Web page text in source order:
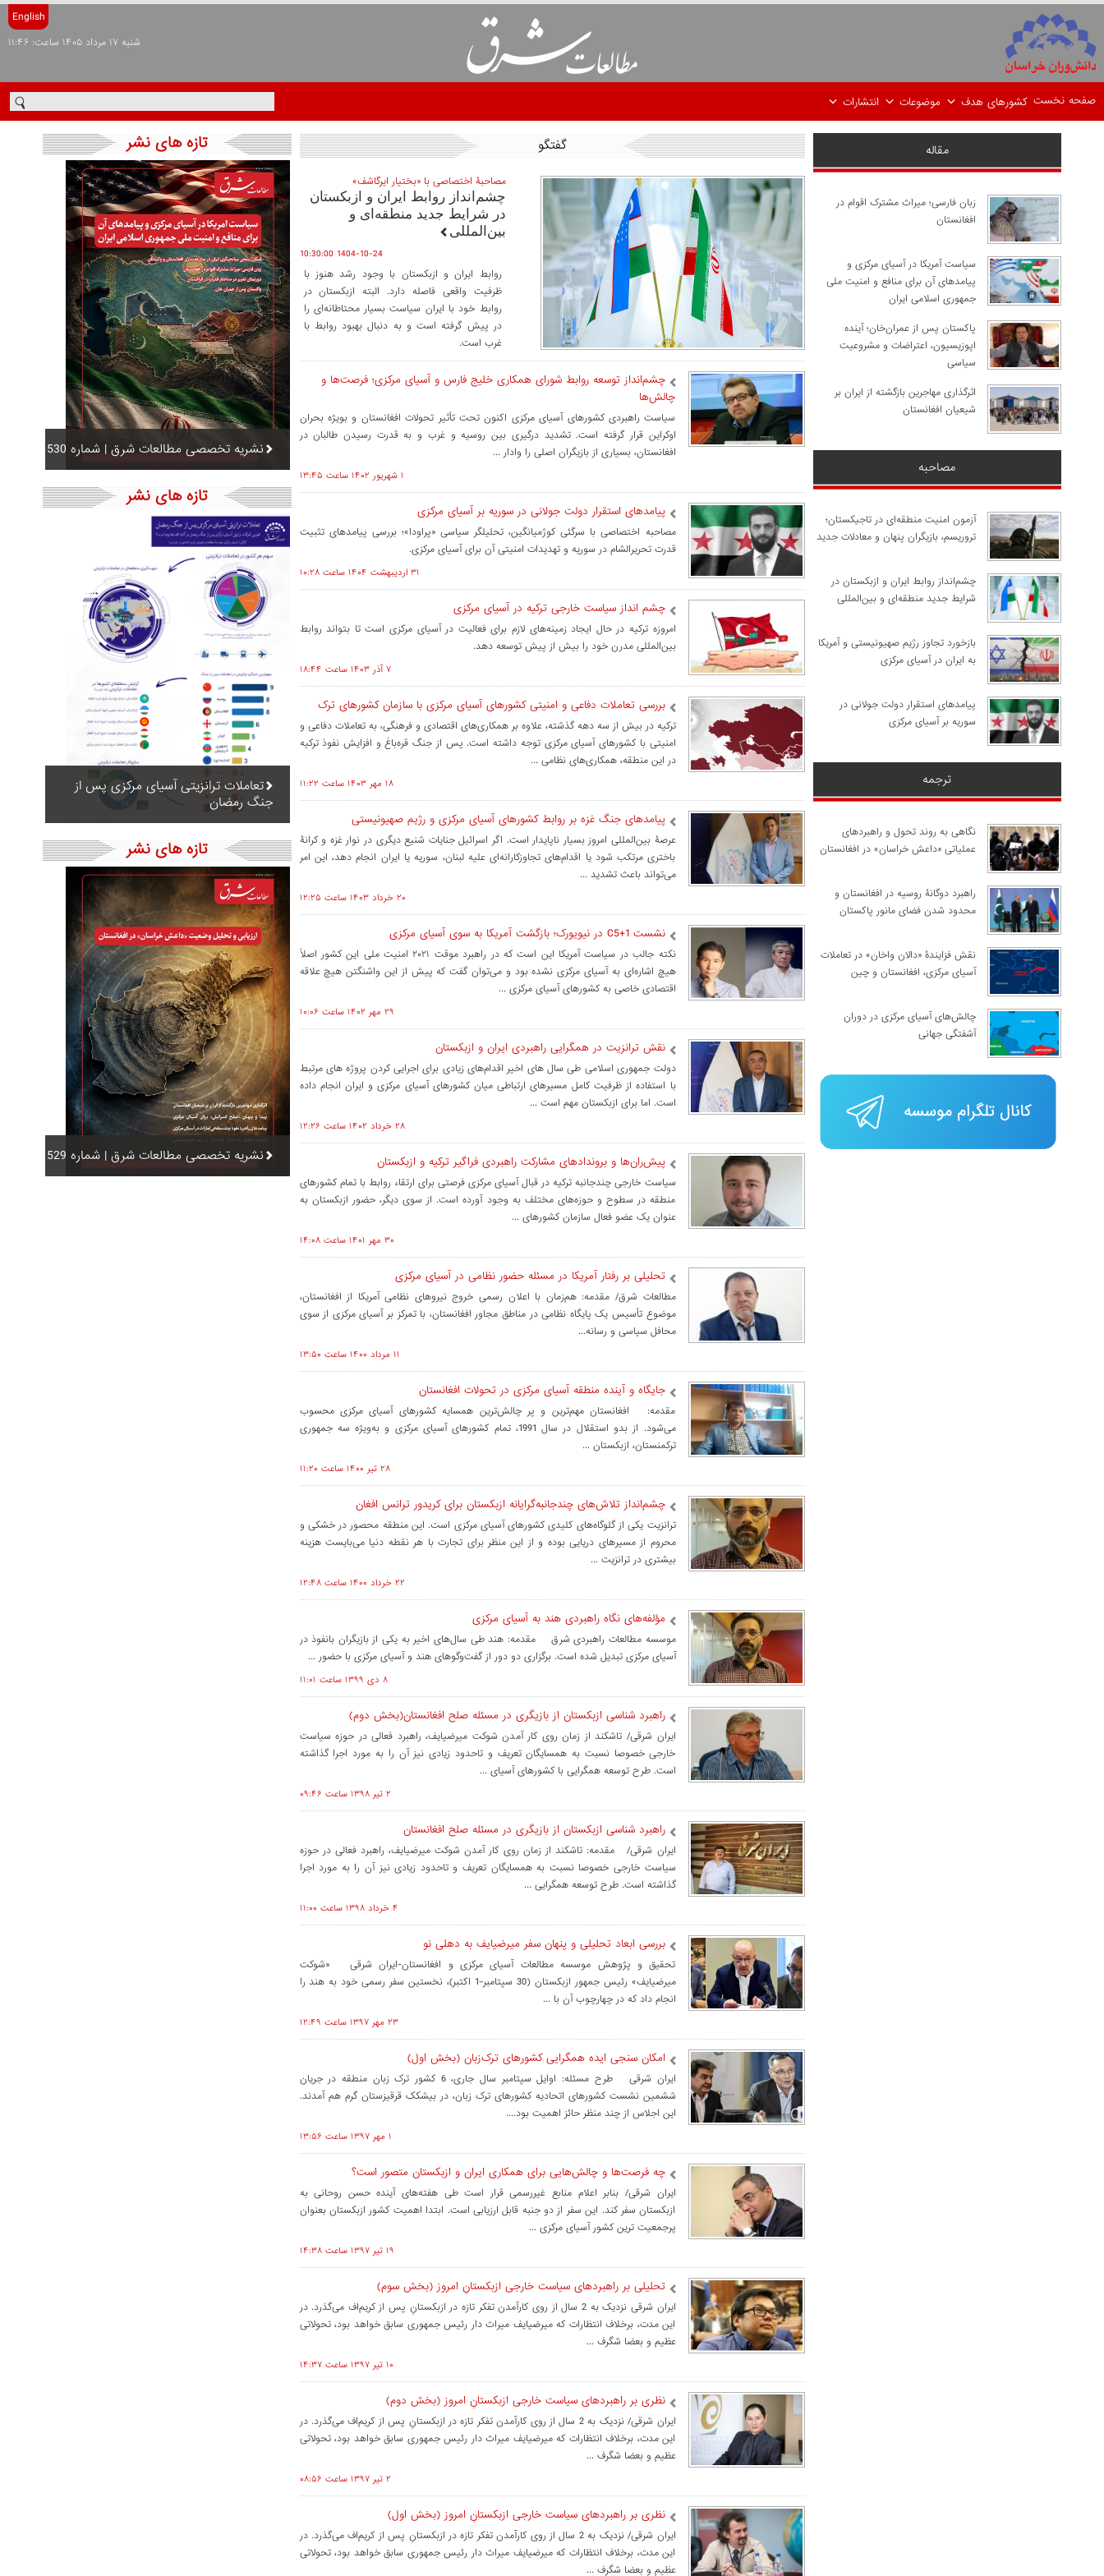
English
شنبه ۱۷ مرداد ۱۴۰۵ ساعت: ۱۱:۴۶
صفحه نخست کشورهای هدف موضوعات انتشارات
مقاله
زبان فارسی؛ میراث مشترک اقوام در
افغانستان
سیاست آمریکا در آسیای مرکزی و
پیامدهای آن برای منافع و امنیت ملی
جمهوری اسلامی ایران
پاکستان پس از عمران‌خان؛ آینده
اپوزیسیون، اعتراضات و مشروعیت
سیاسی
اثرگذاری مهاجرین بازگشته از ایران بر
شیعیان افغانستان
مصاحبه
آزمون امنیت منطقه‌ای در تاجیکستان؛
تروریسم، بازیگران پنهان و معادلات جدید
چشم‌انداز روابط ایران و ازبکستان در
شرایط جدید منطقه‌ای و بین‌المللی
​بازخورد تجاوز رژیم صهیونیستی و آمریکا
به ایران در آسیای مرکزی
پیامدهای استقرار دولت جولانی در
سوریه بر آسیای مرکزی
ترجمه
نگاهی به روند تحول و راهبردهای
عملیاتی «داعش خراسان» در افغانستان
راهبرد دوگانۀ روسیه در افغانستان و
محدود شدن فضای مانور پاکستان
نقش فزایندۀ «دالان واخان» در تعاملات
آسیای مرکزی، افغانستان و چین
چالش‌های آسیای مرکزی در دوران
آشفتگی جهانی
گفتگو
مصاحبۀ اختصاصی با «بختیار ایرگاشف»
چشم‌انداز روابط ایران و ازبکستان
در شرایط جدید منطقه‌ای و
بین‌المللی
1404-10-24 10:30:00
روابط ایران و ازبکستان با وجود رشد هنوز با
ظرفیت واقعی فاصله دارد. البته ازبکستان در
روابط خود با ایران سیاست بسیار محتاطانه‌ای را
در پیش گرفته است و به دنبال بهبود روابط با
غرب است.
چشم‌انداز توسعه روابط شورای همکاری خلیج فارس و آسیای مرکزی؛ فرصت‌ها و
چالش‌ها
سیاست راهبردی کشورهای آسیای مرکزی اکنون تحت تأثیر تحولات افغانستان و بویژه بحران
اوکراین قرار گرفته است. تشدید درگیری بین روسیه و غرب و به قدرت رسیدن طالبان در
افغانستان، بسیاری از بازیگران اصلی را وادار ...
۱ شهريور ۱۴۰۲ ساعت ۱۳:۴۵
پیامدهای استقرار دولت جولانی در سوریه بر آسیای مرکزی
مصاحبه اختصاصی با سرگئی کوژمیانگین، تحلیلگر سیاسی «پراودا»؛ بررسی پیامدهای تثبیت
قدرت تحریرالشام در سوریه و تهدیدات امنیتی آن برای آسیای مرکزی.
۳۱ ارديبهشت ۱۴۰۴ ساعت ۱۰:۲۸
چشم‌ انداز سیاست خارجی ترکیه در آسیای مرکزی
امروزه ترکیه در حال ایجاد زمینه‌های لازم برای فعالیت در آسیای مرکزی است تا بتواند روابط
بین‌المللی مدرن خود را بیش از پیش توسعه دهد.
۷ آذر ۱۴۰۳ ساعت ۱۸:۴۴
بررسی تعاملات دفاعی و امنیتی کشورهای آسیای مرکزی با سازمان کشورهای ترک
ترکیه در بیش از سه دهه گذشته، علاوه بر همکاری‌های اقتصادی و فرهنگی، به تعاملات دفاعی و
امنیتی با کشورهای آسیای مرکزی توجه داشته است. پس از جنگ قره‌باغ و افزایش نفوذ ترکیه
در این منطقه، همکاری‌های نظامی ...
۱۸ مهر ۱۴۰۳ ساعت ۱۱:۲۲
پیامدهای جنگ غزه بر روابط کشورهای آسیای مرکزی و رژیم صهیونیستی
عرصۀ بین‌المللی امروز بسیار ناپایدار است. اگر اسرائیل جنایات شنیع دیگری در نوار غزه و کرانۀ
باختری مرتکب شود یا اقدام‌های تجاوزکارانه‌ای علیه لبنان، سوریه یا ایران انجام دهد، این امر
می‌تواند باعث تشدید ...
۲۰ خرداد ۱۴۰۳ ساعت ۱۲:۲۵
نشست C5+1 در نیویورک؛ بازگشت آمریکا به سوی آسیای مرکزی
نکته جالب در سیاست آمریکا این است که در راهبرد موقت ۲۰۲۱ امنیت ملی این کشور اصلاً
هیچ اشاره‌ای به آسیای مرکزی نشده بود و می‌توان گفت که پیش از این واشنگتن هیچ علاقه
اقتصادی خاصی به کشورهای آسیای مرکزی ...
۲۹ مهر ۱۴۰۲ ساعت ۱۰:۰۶
نقش ترانزیت در همگرایی راهبردی ایران و ازبکستان
دولت جمهوری اسلامی طی سال های اخیر اقدام‌های زیادی برای اجرایی کردن پروژه های مرتبط
با استفاده از ظرفیت کامل مسیرهای ارتباطی میان کشورهای آسیای مرکزی و ایران انجام داده
است. اما برای ازبکستان مهم است ...
۲۸ خرداد ۱۴۰۲ ساعت ۱۲:۲۶
پیش‌ران‌ها و بروندادهای مشارکت راهبردی فراگیر ترکیه و ازبکستان
سیاست خارجی چندجانبه ترکیه در قبال آسیای مرکزی فرصتی برای ارتقاء روابط با تمام کشورهای
منطقه در سطوح و حوزه‌های مختلف به وجود آورده است. از سوی دیگر، حضور ازبکستان به
عنوان یک عضو فعال سازمان کشورهای ...
۳۰ مهر ۱۴۰۱ ساعت ۱۴:۰۸
تحلیلی بر رفتار آمریکا در مسئله حضور نظامی در آسیای مرکزی
مطالعات شرق/ مقدمه: هم‌زمان با اعلان رسمی خروج نیروهای نظامی آمریکا از افغانستان،
موضوع تأسیس یک پایگاه نظامی در مناطق مجاور افغانستان، با تمرکز بر آسیای مرکزی از سوی
محافل سیاسی و رسانه‌...
۱۱ مرداد ۱۴۰۰ ساعت ۱۳:۵۰
جایگاه و آینده منطقه آسیای مرکزی در تحولات افغانستان
مقدمه: افغانستان مهم‌ترین و پر چالش‌ترین همسایه کشورهای آسیای مرکزی محسوب
می‌شود. از بدو استقلال در سال 1991، تمام کشورهای آسیای مرکزی و به‌ویژه سه جمهوری
ترکمنستان، ازبکستان ...
۲۸ تير ۱۴۰۰ ساعت ۱۱:۲۰
چشم‌انداز تلاش‌های چندجانبه‌گرایانه ازبکستان برای کریدور ترانس‌ افغان
ترانزیت یکی از گلوگاه‌های کلیدی کشورهای آسیای مرکزی است. این منطقه محصور در خشکی و
محروم از مسیرهای دریایی بوده و از این منظر برای تجارت با هر نقطه دنیا می‌بایست هزینه
بیشتری در ترانزیت ...
۲۲ خرداد ۱۴۰۰ ساعت ۱۲:۴۸
مؤلفه‌های نگاه راهبردی هند به آسیای مرکزی
موسسه مطالعات راهبردی شرق مقدمه: هند طی سال‌های اخیر به یکی از بازیگران بانفوذ در
آسیای مرکزی تبدیل شده است. برگزاری دو دور از گفت‌و‌گوهای هند و آسیای مرکزی با حضور ...
۸ دی ۱۳۹۹ ساعت ۱۱:۰۱
راهبرد شناسی ازبکستان از بازیگری در مسئله صلح افغانستان(بخش دوم)
ایران شرقی/ تاشکند از زمان روی کار آمدن شوکت میرضیایف، راهبرد فعالی در حوزه سیاست
خارجی خصوصا نسبت به همسایگان تعریف و تاحدود زیادی نیز آن را به مورد اجرا گذاشته
است. طرح توسعه همگرایی با کشورهای آسیای ...
۲ تير ۱۳۹۸ ساعت ۰۹:۴۶
راهبرد شناسی ازبکستان از بازیگری در مسئله صلح افغانستان
ایران شرقی/ مقدمه: تاشکند از زمان روی کار آمدن شوکت میرضیایف، راهبرد فعالی در حوزه
سیاست خارجی خصوصا نسبت به همسایگان تعریف و تاحدود زیادی نیز آن را به مورد اجرا
گذاشته است. طرح توسعه همگرایی ...
۴ خرداد ۱۳۹۸ ساعت ۱۱:۰۰
بررسی ابعاد تحلیلی و پنهان سفر میرضیایف به دهلی نو
تحقیق و پژوهش موسسه مطالعات آسیای مرکزی و افغانستان-ایران شرقی «شوکت
میرضیایف» رئیس جمهور ازبکستان (30 سپتامبر-1 اکتبر)، نخستین سفر رسمی خود به هند را
انجام داد که در چهارچوب آن با ...
۲۳ مهر ۱۳۹۷ ساعت ۱۲:۴۹
امکان سنجی ایده همگرایی کشورهای ترک‌زبان (بخش اول)
ایران شرقی طرح مسئله: اوایل سپتامبر سال جاری، 6 کشور ترک زبان منطقه در جریان
ششمین نشست کشورهای اتحادیه کشورهای ترک زبان، در بیشکک قرقیزستان گرم هم آمدند.
این اجلاس از چند منظر حائز اهمیت بود....
۱ مهر ۱۳۹۷ ساعت ۱۳:۵۶
چه فرصت‌ها و چالش‌هایی برای همکاری ایران و ازبکستان متصور است؟
ایران شرقی/ بنابر اعلام منابع غیررسمی قرار است طی هفته‌های آینده حسن روحانی به
ازبکستان سفر کند. این سفر از دو جنبه قابل ارزیابی است. ابتدا اهمیت کشور ازبکستان بعنوان
پرجمعیت ترین کشور آسیای مرکزی ...
۱۹ تير ۱۳۹۷ ساعت ۱۴:۳۸
تحلیلی بر راهبردهای سیاست خارجی ازبکستانِ امروز (بخش سوم)
ایران شرقی نزدیک به 2 سال از روی کارآمدن تفکر تازه در ازبکستانِ پس از کریم‌اف می‌گذرد. در
این مدت، برخلاف انتظارات که میرضیایف میراث دار رئیس جمهوری سابق خواهد بود، تحولاتی
عظیم و بعضا شگرف ...
۱۰ تير ۱۳۹۷ ساعت ۱۴:۳۷
نظری بر راهبردهای سیاست خارجی ازبکستانِ امروز (بخش دوم)
ایران شرقی/ نزدیک به 2 سال از روی کارآمدن تفکر تازه در ازبکستانِ پس از کریم‌اف می‌گذرد. در
این مدت، برخلاف انتظارات که میرضیایف میراث دار رئیس جمهوری سابق خواهد بود، تحولاتی
عظیم و بعضا شگرف ...
۲ تير ۱۳۹۷ ساعت ۰۸:۵۶
نظری بر راهبردهای سیاست خارجی ازبکستانِ امروز (بخش اول)
ایران شرقی/ نزدیک به 2 سال از روی کارآمدن تفکر تازه در ازبکستانِ پس از کریم‌اف می‌گذرد. در
این مدت، برخلاف انتظارات که میرضیایف میراث دار رئیس جمهوری سابق خواهد بود، تحولاتی
عظیم و بعضا شگرف ...
تازه های نشر
نشریه تخصصی مطالعات شرق | شماره 530
تازه های نشر
تعاملات ترانزیتی آسیای مرکزی پس از
جنگ رمضان
تازه های نشر
نشریه تخصصی مطالعات شرق | شماره 529